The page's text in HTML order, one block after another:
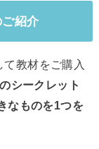
紹介
教材をご購入
シークレット
なものを1つを